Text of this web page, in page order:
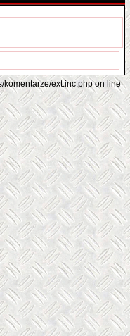
komentarze/ext.inc.php on line